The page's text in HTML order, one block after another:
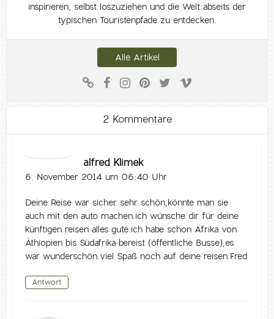
inspirieren, selbst loszuziehen und die Welt abseits der
typischen Touristenpfade zu entdecken.
Alle Artikel
2 Kommentare
alfred Klimek
6. November 2014 um 06:40 Uhr
Deine Reise war sicher sehr schön,könnte man sie
auch mit den auto machen.ich wünsche dir für deine
künftigen reisen alles gute.ich habe schon Afrika von
Äthiopien bis Südafrika bereist (öffentliche Busse),es
war wunderschön.viel Spaß noch auf deine reisen.Fred
Antwort